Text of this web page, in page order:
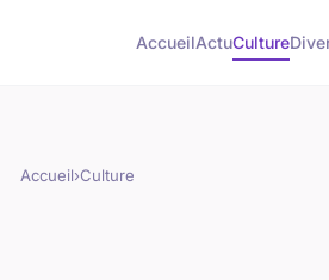
AccueilActuCulture
Accueil›Culture